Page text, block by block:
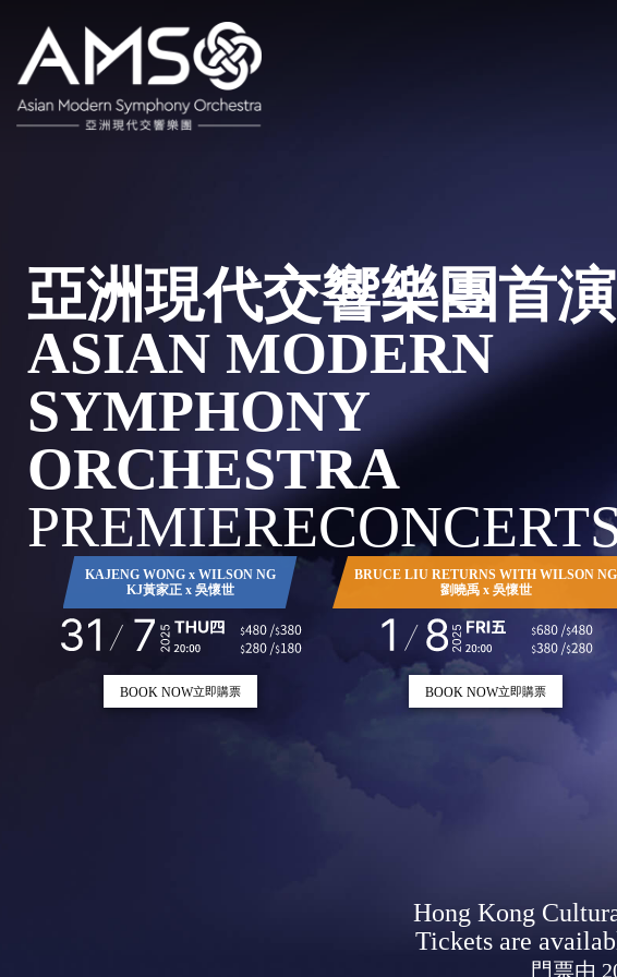
亞洲現代交響樂團首演
ASIAN MODERN
SYMPHONY
ORCHESTRA
PREMIERE
KAJENG WONG x WILSON NG
KJ黃家正 x 吳懷世
BOOK NOW立即購票
BRUCE LIU RETURNS WITH WILSON NG
劉曉禹 x 吳懷世
BOOK NOW立即購票
Hong Kong
Tickets are
門票由